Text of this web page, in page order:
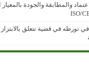
والمطابقة والجودة
في قضية تتعلق بالابتزاز